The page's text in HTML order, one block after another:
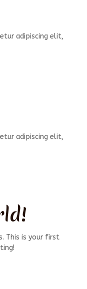
adipiscing elit,
adipiscing elit,
This is your first